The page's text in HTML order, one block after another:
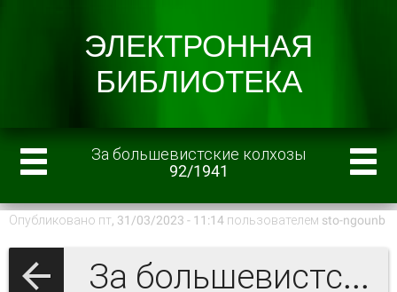
За большевистские колхозы
92/1941
Опубликовано пт, 31/03/2023 - 11:14 пользователем sto-ngounb
За большевистские колхозы 1941 г.